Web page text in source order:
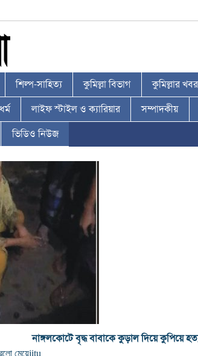
শিল্প-সাহিত্য কুমিল্লা বিভাগ কুমিল্লার খবর
ধর্ম লাইফ স্টাইল ও ক্যারিয়ার সম্পাদকীয়
ভিডিও নিউজ
নাঙ্গলকোটে বৃদ্ধ বাবাকে কুড়াল দিয়ে কুপিয়ে
মেয়েjitu